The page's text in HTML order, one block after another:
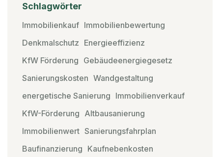
Schlagwörter
Immobilienkauf Immobilienbewertung
Denkmalschutz Energieeffizienz
KfW Förderung Gebäudeenergiegesetz
Sanierungskosten Wandgestaltung
energetische Sanierung Immobilienverkauf
KfW-Förderung Altbausanierung
Immobilienwert Sanierungsfahrplan
Baufinanzierung Kaufnebenkosten